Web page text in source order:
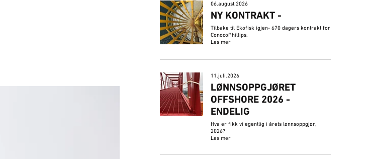
06.august.2026
NY KONTRAKT -
Tilbake til Ekofisk igjen- 670 dagers kontrakt for
ConocoPhillips.
Les mer
11.juli.2026
LØNNSOPPGJØRET
OFFSHORE 2026 -
ENDELIG
Hva er fikk vi egentlig i årets lønnsoppgjør,
2026?
Les mer